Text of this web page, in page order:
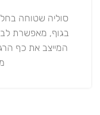
סוליה שטוחה
בגוף, מאפשרת
המייצב את כף